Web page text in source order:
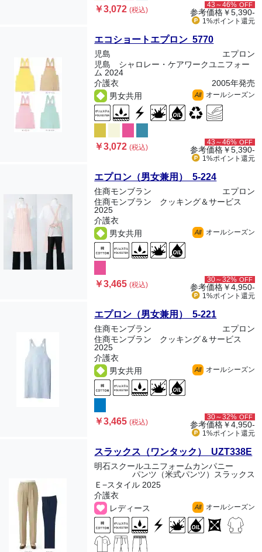
￥3,072(税込)
43～46% OFF
参考価格￥5,390-
1%ポイント 還元
エコショートエプロン 5770
児島
エプロン
児島 シャロレー・ケアワークユニフォー
ム 2024
介護衣
2005年発売
男女共用
All オールシーズン
￥3,072(税込)
43～46% OFF
参考価格￥5,390-
1%ポイント 還元
エプロン（男女兼用） 5-224
住商モンブラン
エプロン
住商モンブラン クッキング＆サービス
2025
介護衣
男女共用
All オールシーズン
￥3,465(税込)
30～32% OFF
参考価格￥4,950-
1%ポイント 還元
エプロン（男女兼用） 5-221
住商モンブラン
エプロン
住商モンブラン クッキング＆サービス
2025
介護衣
男女共用
All オールシーズン
￥3,465(税込)
30～32% OFF
参考価格￥4,950-
1%ポイント 還元
スラックス（ワンタック） UZT338E
明石スクールユニフォームカンパニー
パンツ（米式パンツ）スラックス
Ｅ−スタイル 2025
介護衣
レディース
All オールシーズン